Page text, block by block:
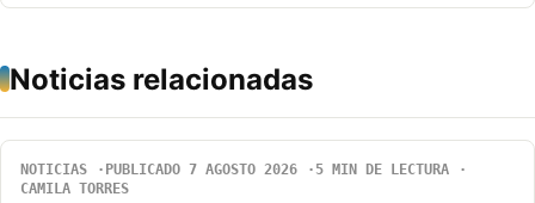
Noticias relacionadas
NOTICIAS PUBLICADO 7 AGOSTO 2026
5 MIN DE LECTURA
CAMILA TORRES